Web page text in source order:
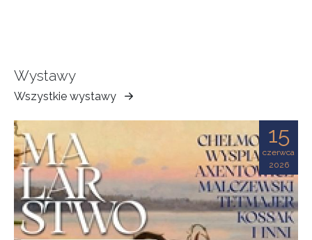
Wystawy
Wszystkie wystawy
Muzeum
Ziemi
Tarnowskiej
15
czerwca
2026